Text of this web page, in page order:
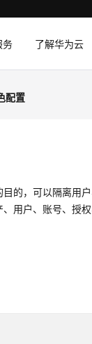
务 了解华为云
配置
的，可以隔离用
用户、账号、授